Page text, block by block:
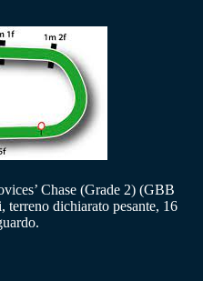
Chase (Grade 2) (GBB
terreno dichiarato pesante, 16